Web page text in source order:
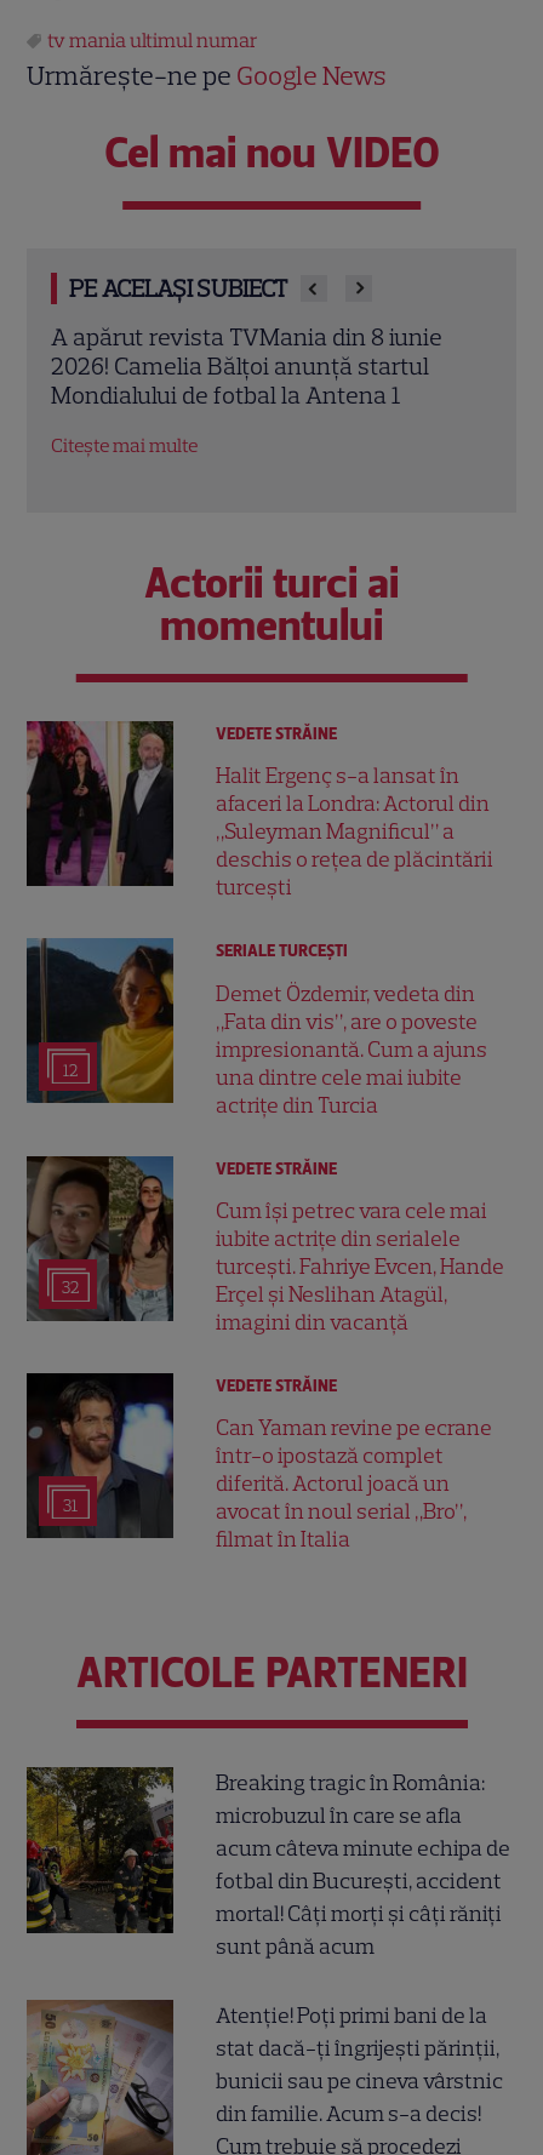
tv mania ultimul numar
Urmărește-ne pe Google News
Cel mai nou VIDEO
PE ACELAȘI SUBIECT
Revista TVmania din 1 iunie 2026. Chef
Richard pe copertă și recomandările
săptămânii 5-11 iunie
Citește mai multe
Actorii turci ai
momentului
VEDETE STRĂINE
Halit Ergenç s-a lansat în
afaceri la Londra: Actorul din
„Suleyman Magnificul” a
deschis o rețea de plăcintării
turcești
12
SERIALE TURCEŞTI
Demet Özdemir, vedeta din
„Fata din vis”, are o poveste
impresionantă. Cum a ajuns
una dintre cele mai iubite
actrițe din Turcia
32
VEDETE STRĂINE
Cum își petrec vara cele mai
iubite actrițe din serialele
turcești. Fahriye Evcen, Hande
Erçel și Neslihan Atagül,
imagini din vacanță
31
VEDETE STRĂINE
Can Yaman revine pe ecrane
într-o ipostază complet
diferită. Actorul joacă un
avocat în noul serial „Bro”,
filmat în Italia
ARTICOLE PARTENERI
Breaking tragic în România:
microbuzul în care se afla
acum câteva minute echipa de
fotbal din București, accident
mortal! Câți morți și câți răniți
sunt până acum
Atenție! Poți primi bani de la
stat dacă-ți îngrijești părinții,
bunicii sau pe cineva vârstnic
din familie. Acum s-a decis!
Cum trebuie să procedezi